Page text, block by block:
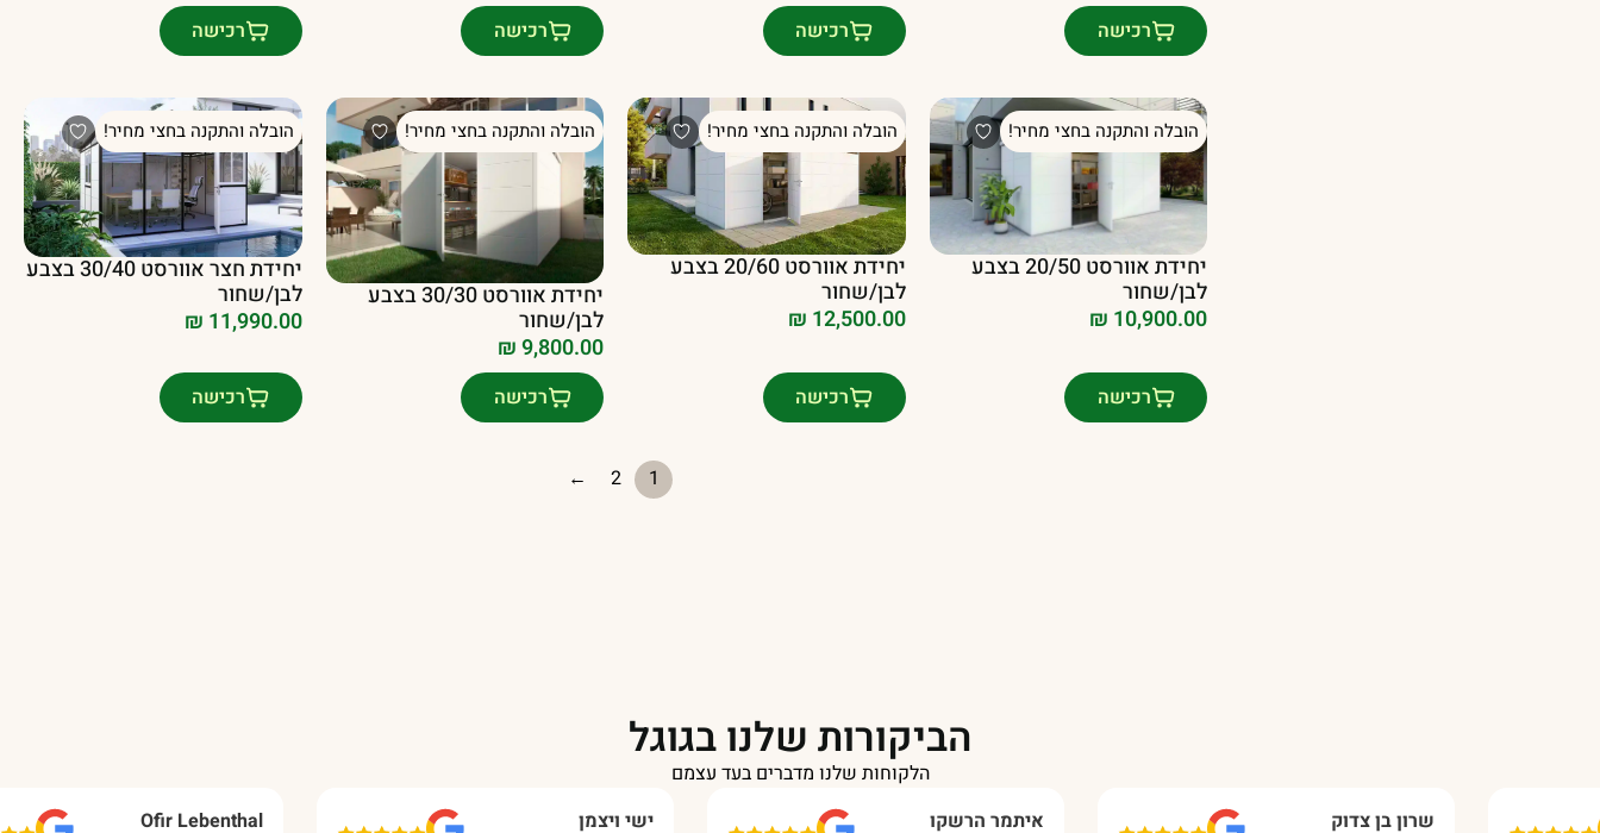
רכישה רכישה רכישה רכישה
הובלה והתקנה בחצי מחיר!
יחידת אוורסט 20/50 בצבע
לבן/שחור
₪ 10,900.00
רכישה
הובלה והתקנה בחצי מחיר!
יחידת אוורסט 20/60 בצבע
לבן/שחור
₪ 12,500.00
רכישה
הובלה והתקנה בחצי מחיר!
יחידת אוורסט 30/30 בצבע
לבן/שחור
₪9,800.00
רכישה
הובלה והתקנה בחצי מחיר!
יחידת חצר אוורסט 30/40 בצבע
לבן/שחור
₪ 11,990.00
רכישה
1
2
←
הביקורות שלנו בגוגל
הלקוחות שלנו מדברים בעד עצמם
שרון בן צדוק איתמר הרשקו ישי ויצמן Ofir Lebenthal